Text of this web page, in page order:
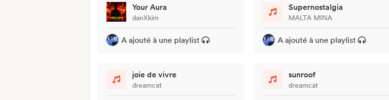
Your Aura
danXkim
A ajouté à une playlist
Supernostalgia
MALTA MINA
A ajouté à une playlist
joie de vivre
dreamcat
sunroof
dreamcat